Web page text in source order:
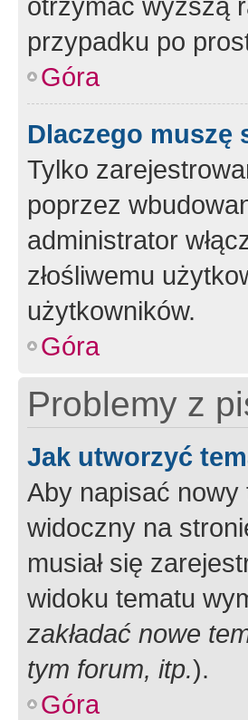
przypadku po
Góra
Dlaczego
Tylko
poprzez
administrator
złośliwemu
użytkowników.
Góra
Problemy z
Jak utworzyć
Aby napisać
widoczny na
musiał się
widoku tematu
zakładać nowe
tym forum, itp.).
Góra